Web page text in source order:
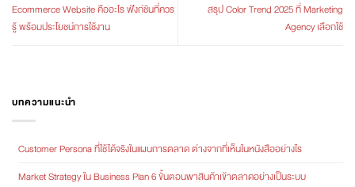
Ecommerce Website คืออะไร ฟังก์ชันที่ควร
รู้ พร้อมประโยชน์การใช้งาน
สรุป Color Trend 2025 ที่ Marketing
Agency เลือกใช้
บทความแนะนำ
Customer Persona ที่ใช้ได้จริงในแผนการตลาด ต่างจากที่เห็นในหนังสืออย่างไร
Market Strategy ใน Business Plan 6 ขั้นตอนพาสินค้าเข้าตลาดอย่างเป็นระบบ